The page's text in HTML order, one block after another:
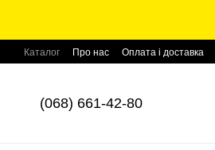
Каталог Про нас Оплата і доставка
(068) 661-42-80